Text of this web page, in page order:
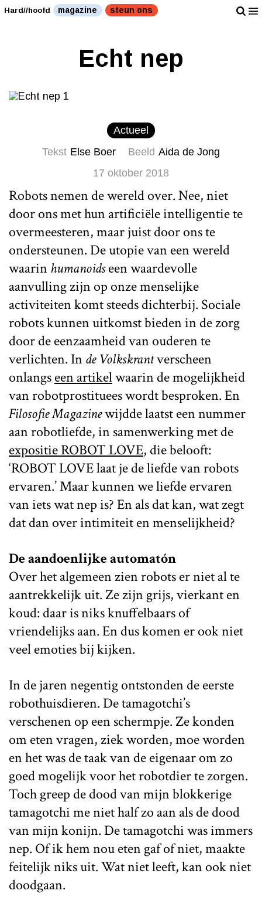
Hard//hoofd magazine steun ons
Echt nep
Actueel
Tekst Else Boer Beeld Aida de Jong
17 oktober 2018
Robots nemen de wereld over. Nee, niet
door ons met hun artificiële intelligentie te
overmeesteren, maar juist door ons te
ondersteunen. De utopie van een wereld
waarinhumanoidseen waardevolle
aanvulling zijn op onze menselijke
activiteiten komt steeds dichterbij. Sociale
robots kunnen uitkomst bieden in de zorg
door de eenzaamheid van ouderen te
verlichten. Inde Volkskrantverscheen
onlangseen artikelwaarin de mogelijkheid
van robotprostituees wordt besproken. En
Filosofie Magazinewijdde laatst een nummer
aan robotliefde, in samenwerking met de
expositie ROBOT LOVE, die belooft:
‘ROBOT LOVE laat je de liefde van robots
ervaren.’ Maar kunnen we liefde ervaren
van iets wat nep is? En als dat kan, wat zegt
dat dan over intimiteit en menselijkheid?
De aandoenlijke automatón
Over het algemeen zien robots er niet al te
aantrekkelijk uit. Ze zijn grijs, vierkant en
koud: daar is niks knuffelbaars of
vriendelijks aan. En dus komen er ook niet
veel emoties bij kijken.
In de jaren negentig ontstonden de eerste
robothuisdieren. De tamagotchi’s
verschenen op een schermpje. Ze konden
om eten vragen, ziek worden, moe worden
en het was de taak van de eigenaar om zo
goed mogelijk voor het robotdier te zorgen.
Toch greep de dood van mijn blokkerige
tamagotchi me niet half zo aan als de dood
van mijn konijn. De tamagotchi was immers
nep. Of ik hem nou eten gaf of niet, maakte
feitelijk niks uit. Wat niet leeft, kan ook niet
doodgaan.